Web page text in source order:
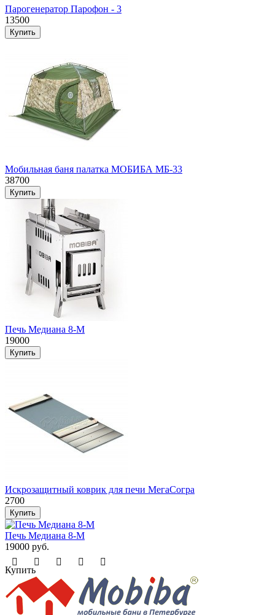
Парогенератор Парофон - 3
13500
Мобильная баня палатка МОБИБА МБ-33
38700
Печь Медиана 8-М
19000
Искрозащитный коврик для печи МегаСогра
2700
Печь Медиана 8-М
19000 руб.
Купить